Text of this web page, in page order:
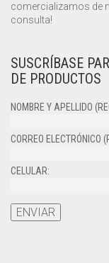
comercializamos de
consulta!
SUSCRÍBASE
DE PRODUCTOS
NOMBRE Y APELLIDO
CORREO ELECTRÓNICO
CELULAR: